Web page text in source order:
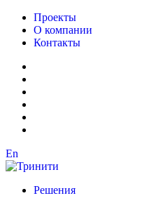
Проекты
О компании
Контакты
En
Решения